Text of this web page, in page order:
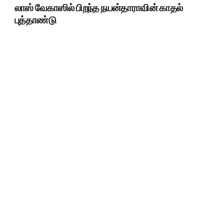
லாஸ் வேகாஸில் பிறந்த நயன்தாராவின் காதல்
புத்தாண்டு